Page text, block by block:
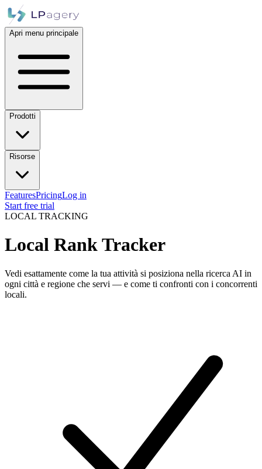
Apri menu principale
Prodotti
Risorse
FeaturesPricingLog in
Start free trial
LOCAL TRACKING
Local Rank Tracker
Vedi esattamente come la tua attività si posiziona nella ricerca AI in
ogni città e regione che servi — e come ti confronti con i concorrenti
locali.